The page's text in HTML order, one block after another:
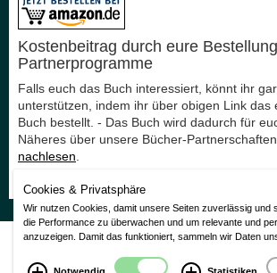
Kostenbeitrag durch eure
Partnerprogramme
Falls euch das Buch interessiert, könnt ihr
unterstützen, indem ihr über obigen Link das
Buch bestellt. - Das Buch wird dadurch für
Näheres über unsere Bücher-
nachlesen
Vielen Dank für eure Unterstützung!
Nutzungsbedingungen|Impressum|
CMS Laurin Version 3.0
Cookies & Privatsphäre
Wir nutzen Cookies, damit unsere Seiten zuverlässig und
die Performance zu überwachen und um relevante und
anzuzeigen. Damit das funktioniert, sammeln wir Daten